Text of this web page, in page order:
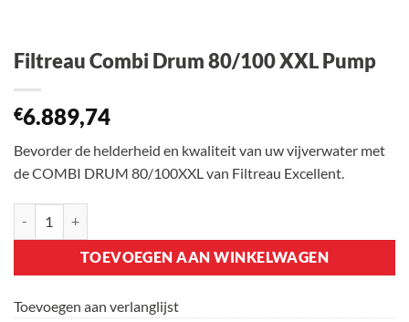
Filtreau Combi Drum 80/100 XXL Pump
€6.889,74
Bevorder de helderheid en kwaliteit van uw vijverwater met
de COMBI DRUM 80/100XXL van Filtreau Excellent.
TOEVOEGEN AAN WINKELWAGEN
Toevoegen aan verlanglijst